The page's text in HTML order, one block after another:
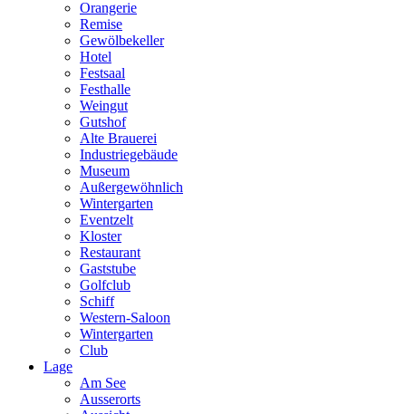
Orangerie
Remise
Gewölbekeller
Hotel
Festsaal
Festhalle
Weingut
Gutshof
Alte Brauerei
Industriegebäude
Museum
Außergewöhnlich
Wintergarten
Eventzelt
Kloster
Restaurant
Gaststube
Golfclub
Schiff
Western-Saloon
Wintergarten
Club
Lage
Am See
Ausserorts